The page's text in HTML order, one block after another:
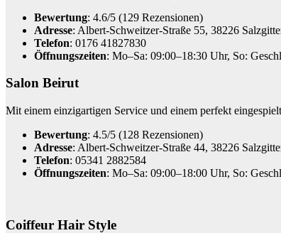
Bewertung: 4.6/5 (129 Rezensionen)
Adresse: Albert-Schweitzer-Straße 55, 38226
Telefon: 0176 41827830
Öffnungszeiten: Mo–Sa: 09:00–18:30 Uhr, So:
Salon Beirut
Mit einem einzigartigen Service und einem perfekt
Bewertung: 4.5/5 (128 Rezensionen)
Adresse: Albert-Schweitzer-Straße 44, 38226
Telefon: 05341 2882584
Öffnungszeiten: Mo–Sa: 09:00–18:00 Uhr, So:
Coiffeur Hair Style